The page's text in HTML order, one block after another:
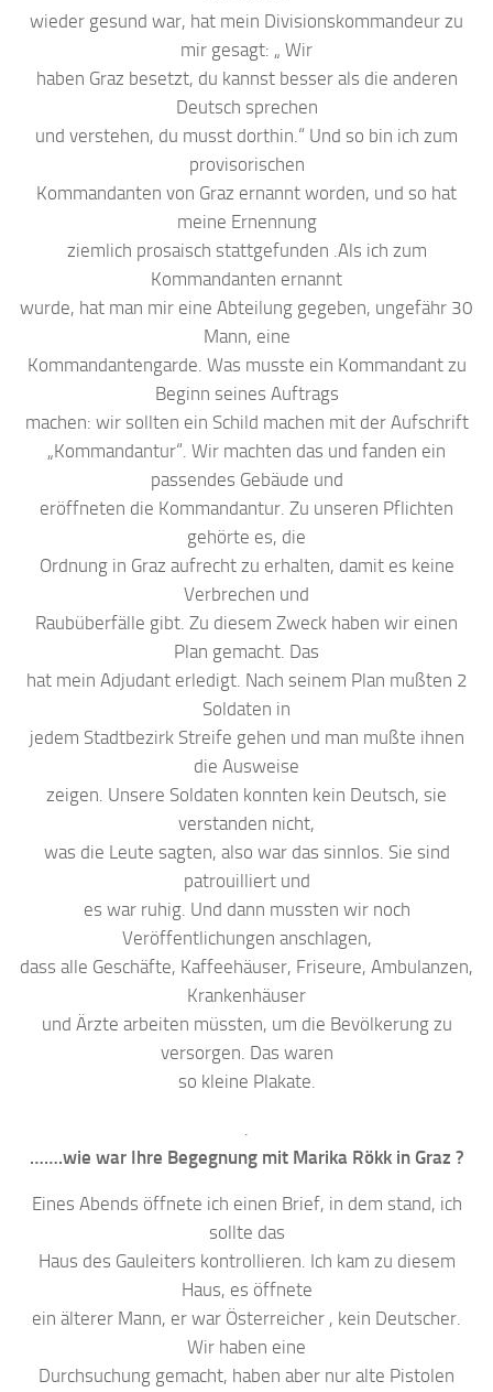
wieder gesund war, hat mein Divisionskommandeur zu
mir gesagt: „ Wir
haben Graz besetzt, du kannst besser als die anderen
Deutsch sprechen
und verstehen, du musst dorthin.“ Und so bin ich zum
provisorischen
Kommandanten von Graz ernannt worden, und so hat
meine Ernennung
ziemlich prosaisch stattgefunden .Als ich zum
Kommandanten ernannt
wurde, hat man mir eine Abteilung gegeben, ungefähr 30
Mann, eine
Kommandantengarde. Was musste ein Kommandant zu
Beginn seines Auftrags
machen: wir sollten ein Schild machen mit der Aufschrift
„Kommandantur“. Wir machten das und fanden ein
passendes Gebäude und
eröffneten die Kommandantur. Zu unseren Pflichten
gehörte es, die
Ordnung in Graz aufrecht zu erhalten, damit es keine
Verbrechen und
Raubüberfälle gibt. Zu diesem Zweck haben wir einen
Plan gemacht. Das
hat mein Adjudant erledigt. Nach seinem Plan mußten 2
Soldaten in
jedem Stadtbezirk Streife gehen und man mußte ihnen
die Ausweise
zeigen. Unsere Soldaten konnten kein Deutsch, sie
verstanden nicht,
was die Leute sagten, also war das sinnlos. Sie sind
patrouilliert und
es war ruhig. Und dann mussten wir noch
Veröffentlichungen anschlagen,
dass alle Geschäfte, Kaffeehäuser, Friseure, Ambulanzen,
Krankenhäuser
und Ärzte arbeiten müssten, um die Bevölkerung zu
versorgen. Das waren
so kleine Plakate.
…….wie war Ihre Begegnung mit Marika Rökk in Graz ?
Eines Abends öffnete ich einen Brief, in dem stand, ich
sollte das
Haus des Gauleiters kontrollieren. Ich kam zu diesem
Haus, es öffnete
ein älterer Mann, er war Österreicher , kein Deutscher.
Wir haben eine
Durchsuchung gemacht, haben aber nur alte Pistolen